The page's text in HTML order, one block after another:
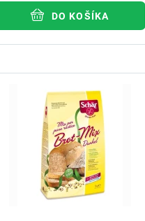
DO KOŠÍKA